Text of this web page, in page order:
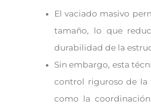
El vaciado masivo
tamaño, lo que
durabilidad de la
Sin embargo, esta
control riguroso de la
como la